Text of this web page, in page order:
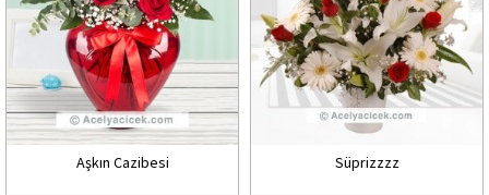
Aşkın Cazibesi Süprizzzz